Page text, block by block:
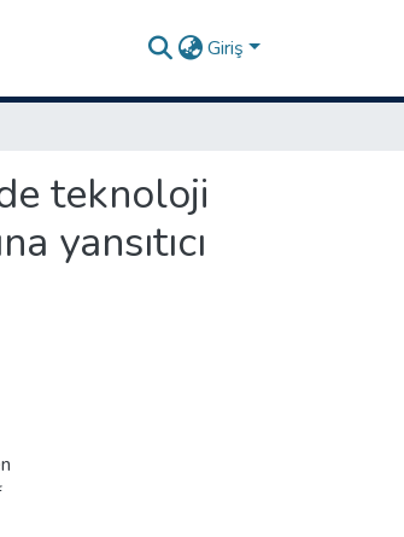
Giriş
teknoloji
yansıtıcı